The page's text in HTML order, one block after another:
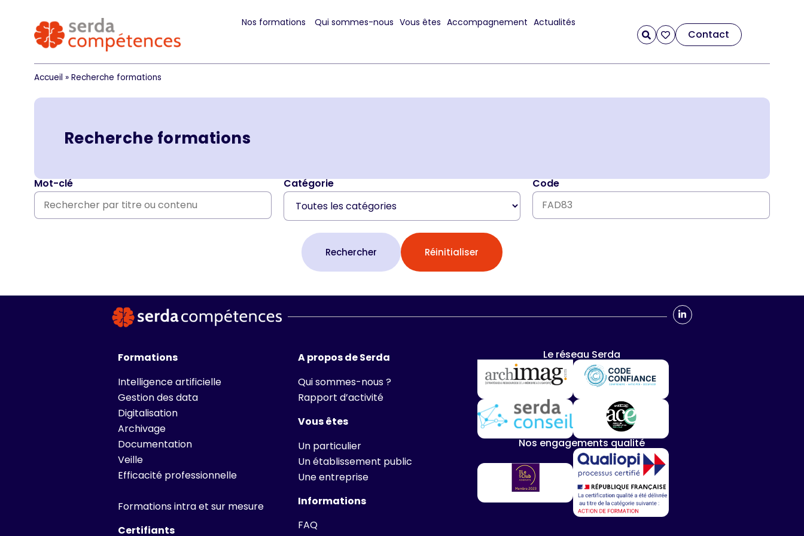
Nos formations Qui sommes-nous Vous êtes Accompagnement Actualités
Contact
Accueil » Recherche formations
Recherche formations
Mot-clé Catégorie Code
Rechercher Réinitialiser
Formations
Intelligence artificielle
Gestion des data
Digitalisation
Archivage
Documentation
Veille
Efficacité professionnelle
Formations intra et sur mesure
Certifiants
A propos de Serda
Qui sommes-nous ?
Rapport d’activité
Vous êtes
Un particulier
Un établissement public
Une entreprise
Informations
FAQ
Le réseau Serda
Nos engagements qualité